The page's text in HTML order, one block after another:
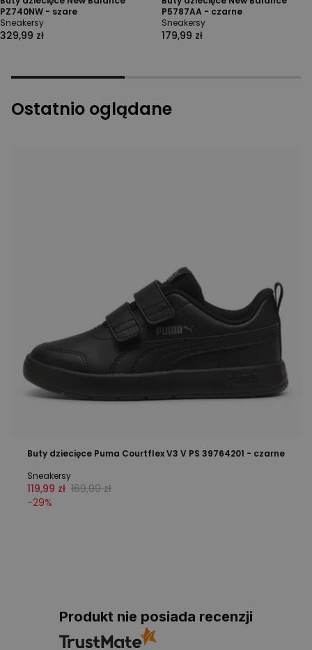
PZ740NW - szare
Sneakersy
329,99 zł
P5787AA - czarne
Sneakersy
179,99 zł
Ostatnio oglądane
Buty dziecięce Puma Courtflex V3 V PS 39764201 - czarne
Sneakersy
119,99 zł 169,99 zł
-29%
Produkt nie posiada recenzji